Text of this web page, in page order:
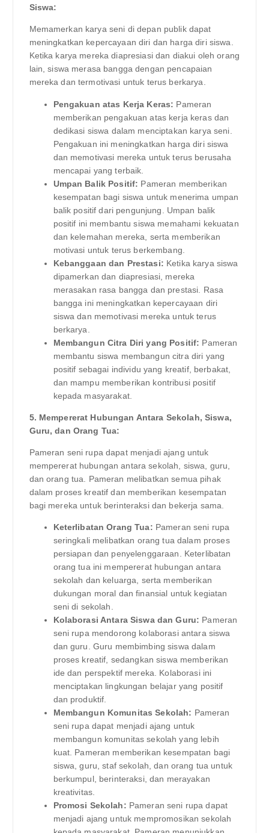
Siswa:
Memamerkan karya seni di depan publik dapat
meningkatkan kepercayaan diri dan harga diri siswa.
Ketika karya mereka diapresiasi dan diakui oleh orang
lain, siswa merasa bangga dengan pencapaian
mereka dan termotivasi untuk terus berkarya.
Pengakuan atas Kerja Keras: Pameran
memberikan pengakuan atas kerja keras dan
dedikasi siswa dalam menciptakan karya seni.
Pengakuan ini meningkatkan harga diri siswa
dan memotivasi mereka untuk terus berusaha
mencapai yang terbaik.
Umpan Balik Positif: Pameran memberikan
kesempatan bagi siswa untuk menerima umpan
balik positif dari pengunjung. Umpan balik
positif ini membantu siswa memahami kekuatan
dan kelemahan mereka, serta memberikan
motivasi untuk terus berkembang.
Kebanggaan dan Prestasi: Ketika karya siswa
dipamerkan dan diapresiasi, mereka
merasakan rasa bangga dan prestasi. Rasa
bangga ini meningkatkan kepercayaan diri
siswa dan memotivasi mereka untuk terus
berkarya.
Membangun Citra Diri yang Positif: Pameran
membantu siswa membangun citra diri yang
positif sebagai individu yang kreatif, berbakat,
dan mampu memberikan kontribusi positif
kepada masyarakat.
5. Mempererat Hubungan Antara Sekolah, Siswa,
Guru, dan Orang Tua:
Pameran seni rupa dapat menjadi ajang untuk
mempererat hubungan antara sekolah, siswa, guru,
dan orang tua. Pameran melibatkan semua pihak
dalam proses kreatif dan memberikan kesempatan
bagi mereka untuk berinteraksi dan bekerja sama.
Keterlibatan Orang Tua: Pameran seni rupa
seringkali melibatkan orang tua dalam proses
persiapan dan penyelenggaraan. Keterlibatan
orang tua ini mempererat hubungan antara
sekolah dan keluarga, serta memberikan
dukungan moral dan finansial untuk kegiatan
seni di sekolah.
Kolaborasi Antara Siswa dan Guru: Pameran
seni rupa mendorong kolaborasi antara siswa
dan guru. Guru membimbing siswa dalam
proses kreatif, sedangkan siswa memberikan
ide dan perspektif mereka. Kolaborasi ini
menciptakan lingkungan belajar yang positif
dan produktif.
Membangun Komunitas Sekolah: Pameran
seni rupa dapat menjadi ajang untuk
membangun komunitas sekolah yang lebih
kuat. Pameran memberikan kesempatan bagi
siswa, guru, staf sekolah, dan orang tua untuk
berkumpul, berinteraksi, dan merayakan
kreativitas.
Promosi Sekolah: Pameran seni rupa dapat
menjadi ajang untuk mempromosikan sekolah